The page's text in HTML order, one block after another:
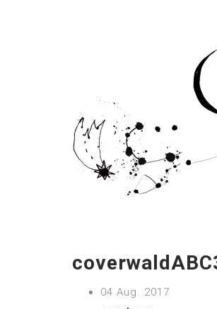
04 Aug. 2017